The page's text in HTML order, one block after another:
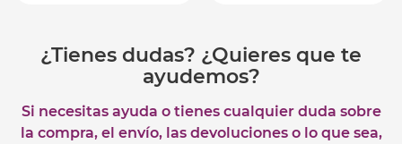
¿Tienes dudas? ¿Quieres que te
ayudemos?
Si necesitas ayuda o tienes cualquier duda sobre
la compra, el envío, las devoluciones o lo que sea,